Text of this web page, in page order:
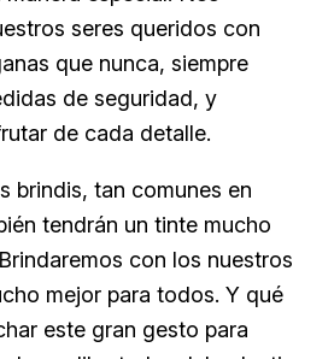
seres queridos con
que nunca, siempre
de seguridad, y
de cada detalle.
brindis, tan comunes en
tendrán un tinte mucho
con los nuestros
mejor para todos. Y qué
este gran gesto para